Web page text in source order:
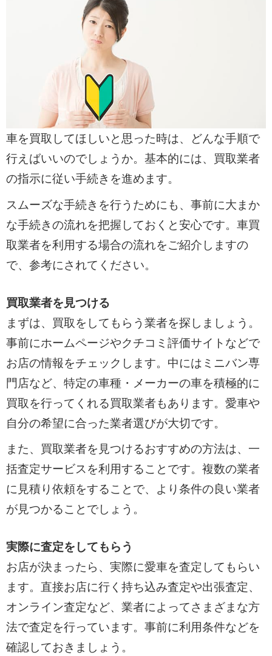
車を買取してほしいと思った時は、どんな手順で
行えばいいのでしょうか。基本的には、買取業者
の指示に従い手続きを進めます。
スムーズな手続きを行うためにも、事前に大まか
な手続きの流れを把握しておくと安心です。車買
取業者を利用する場合の流れをご紹介しますの
で、参考にされてください。
買取業者を見つける
まずは、買取をしてもらう業者を探しましょう。
事前にホームページやクチコミ評価サイトなどで
お店の情報をチェックします。中にはミニバン専
門店など、特定の車種・メーカーの車を積極的に
買取を行ってくれる買取業者もあります。愛車や
自分の希望に合った業者選びが大切です。
また、買取業者を見つけるおすすめの方法は、一
括査定サービスを利用することです。複数の業者
に見積り依頼をすることで、より条件の良い業者
が見つかることでしょう。
実際に査定をしてもらう
お店が決まったら、実際に愛車を査定してもらい
ます。直接お店に行く持ち込み査定や出張査定、
オンライン査定など、業者によってさまざまな方
法で査定を行っています。事前に利用条件などを
確認しておきましょう。